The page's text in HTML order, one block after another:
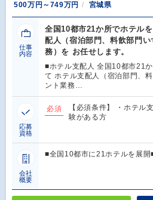
500万円～749万円 宮城県
仕事
内容
全国10都市21か所でホテル
配人（宿泊部門、料飲部門
務）を お任せします。
■ホテル支配人 全国10都市21
て ホテル支配人（宿泊部門、
ント業務…
応募
資格
必須
【必須条件】 ・ホテ
験がある方
会社
概要
■全国10都市に21ホテルを展開